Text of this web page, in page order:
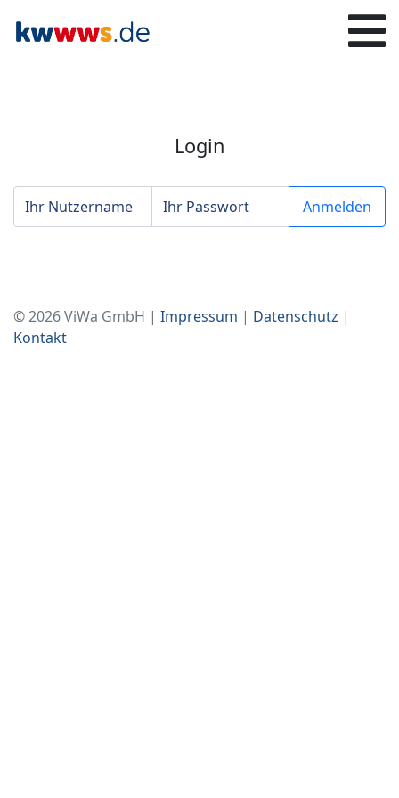
Login
© 2026 ViWa GmbH | Impressum | Datenschutz |
Kontakt